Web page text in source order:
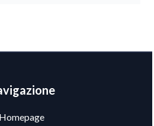
Homepage